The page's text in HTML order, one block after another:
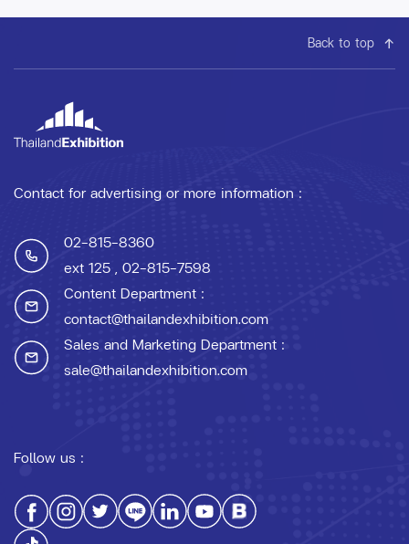
Back to top
Contact for advertising or more information :
02-815-8360
ext 125 , 02-815-7598
Content Department :
contact@thailandexhibition.com
Sales and Marketing Department :
sale@thailandexhibition.com
Follow us :